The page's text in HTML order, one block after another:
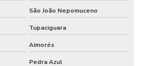
Equipamentos Pesados
Indústrias
São João Nepomuceno
Tupaciguara
Aimorés
Pedra Azul